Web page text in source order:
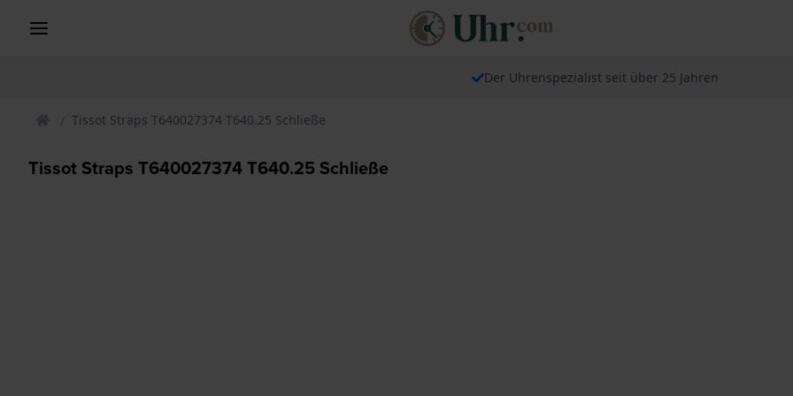
Der Uhrenspezialist seit über 25 Jahren
Tissot Straps T640027374 T640.25 Schließe
Tissot Straps T640027374 T640.25 Schließe